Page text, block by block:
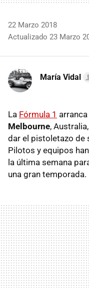
22 Marzo 2018
Actualizado 23 Marzo
María Vidal
La Fórmula 1
Melbourne,
dar el pistoletazo de
Pilotos y equipos
la última semana
una gran temporada.